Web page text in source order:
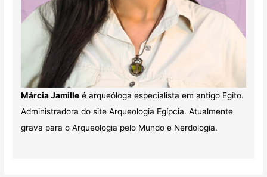
Márcia Jamilleé arqueóloga especialista em antigo Egito.
Administradora do site Arqueologia Egípcia. Atualmente
grava para o Arqueologia pelo Mundo e Nerdologia.